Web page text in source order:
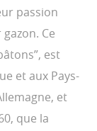
passion
Ce
est
et aux Pays-
et
que la